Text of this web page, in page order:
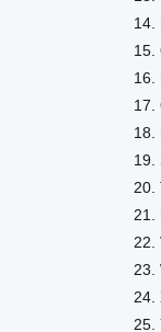
14.
15.
16.
17.
18.
19.
20.
21.
22.
23.
24.
25.